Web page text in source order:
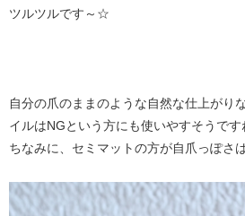
ツルツルです～☆
自分の爪のままのような自然な仕上がり
イルはNGという方にも使いやすそうです
ちなみに、セミマットの方が自爪っぽさ